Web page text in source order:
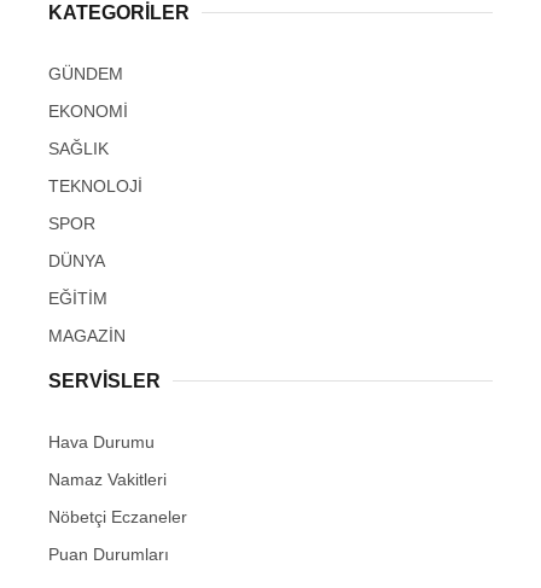
KATEGORİLER
GÜNDEM
EKONOMİ
SAĞLIK
TEKNOLOJİ
SPOR
DÜNYA
EĞİTİM
MAGAZİN
SERVİSLER
Hava Durumu
Namaz Vakitleri
Nöbetçi Eczaneler
Puan Durumları